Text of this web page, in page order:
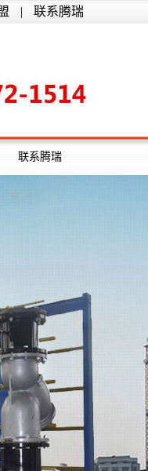
| 联系腾瑞
联系腾瑞